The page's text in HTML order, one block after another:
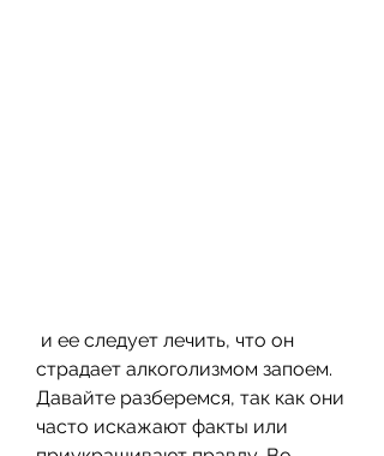
страдает алкоголизмом запоем.
Давайте разберемся, так как они
часто искажают факты или